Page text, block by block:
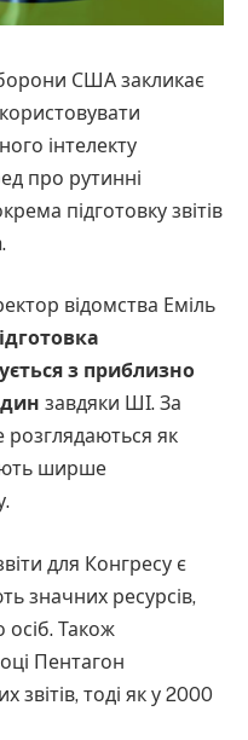
США закликає
інтелекту
про рутинні
підготовку звітів
відомства Еміль
з приблизно
завдяки ШІ. За
розглядаються як
ширше
для Конгресу є
значних ресурсів,
осіб. Також
Пентагон
звітів, тоді як у 2000